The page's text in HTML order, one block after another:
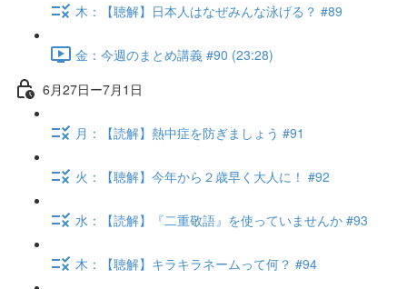
木：【聴解】日本人はなぜみんな泳げる？ #89
金：今週のまとめ講義 #90 (23:28)
6月27日ー7月1日
月：【読解】熱中症を防ぎましょう #91
火：【聴解】今年から２歳早く大人に！ #92
水：【読解】『二重敬語』を使っていませんか #93
木：【聴解】キラキラネームって何？ #94